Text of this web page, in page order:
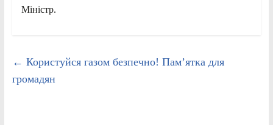
Міністр.
← Користуйся газом безпечно! Пам’ятка для
громадян